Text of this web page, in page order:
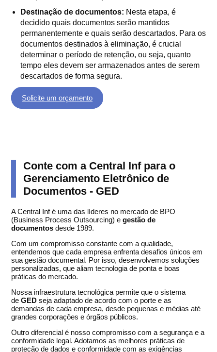
Destinação de documentos: Nesta etapa, é
decidido quais documentos serão mantidos
permanentemente e quais serão descartados. Para os
documentos destinados à eliminação, é crucial
determinar o período de retenção, ou seja, quanto
tempo eles devem ser armazenados antes de serem
descartados de forma segura.
Solicite um orçamento
Conte com a Central Inf para o
Gerenciamento Eletrônico de
Documentos - GED
A Central Inf é uma das líderes no mercado de BPO
(Business Process Outsourcing) e gestão de
documentos desde 1989.
Com um compromisso constante com a qualidade,
entendemos que cada empresa enfrenta desafios únicos em
sua gestão documental. Por isso, desenvolvemos soluções
personalizadas, que aliam tecnologia de ponta e boas
práticas do mercado.
Nossa infraestrutura tecnológica permite que o sistema
de GED seja adaptado de acordo com o porte e as
demandas de cada empresa, desde pequenas e médias até
grandes corporações e órgãos públicos.
Outro diferencial é nosso compromisso com a segurança e a
conformidade legal. Adotamos as melhores práticas de
proteção de dados e conformidade com as exigências